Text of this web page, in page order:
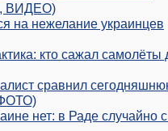
ВИДЕО)
на нежелание украинцев
кто сажал самолёты
сравнил
нет: в Раде случайно